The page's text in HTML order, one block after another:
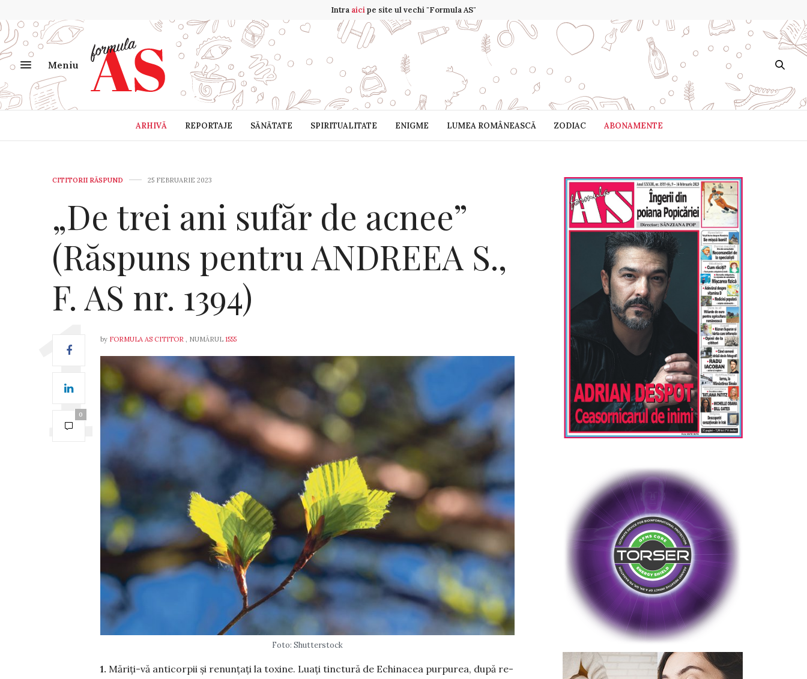
Intra aicipe site ul vechi "Formula AS"
Meniu
ARHIVĂ REPORTAJE SĂNĂTATE SPIRITUALITATE ENIGME LUMEA ROMÂNEASCĂ ZODIAC ABONAMENTE
CITITORII RĂSPUND 25 FEBRUARIE 2023
„De trei ani sufăr de acnee”
(Răspuns pentru ANDREEA S.,
F. AS nr. 1394)
0
by FORMULA AS CITITOR , NUMĂRUL 1555
Foto: Shutterstock
1. Măriți-vă anticorpii și renunțați la toxine. Lu­ați tinctură de Echinacea purpurea, după re­